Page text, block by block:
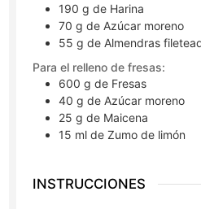
190 g de Harina
70 g de Azúcar moreno
55 g de Almendras
Para el relleno de fresas:
600 g de Fresas
40 g de Azúcar moreno
25 g de Maicena
15 ml de Zumo de limón
INSTRUCCIONES